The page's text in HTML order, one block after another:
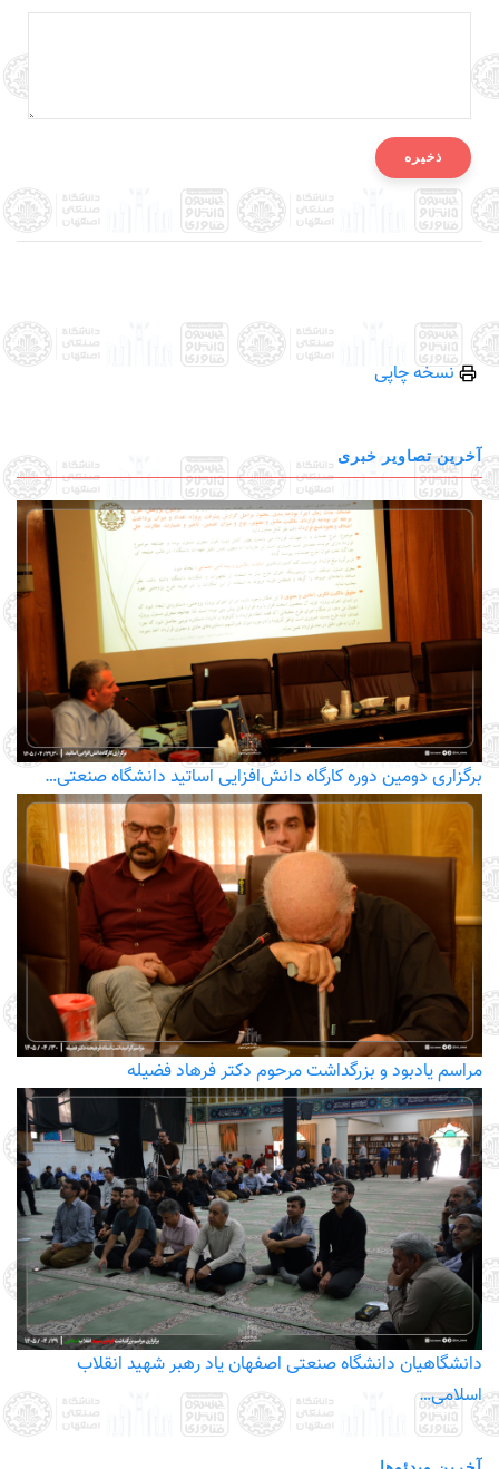
نسخه چاپی
آخرین تصاویر خبری
برگزاری دومین دوره کارگاه دانش‌افزایی اساتید دانشگاه صنعتی…
مراسم یادبود و بزرگداشت مرحوم دکتر فرهاد فضیله
دانشگاهیان دانشگاه صنعتی اصفهان یاد رهبر شهید انقلاب
اسلامی…